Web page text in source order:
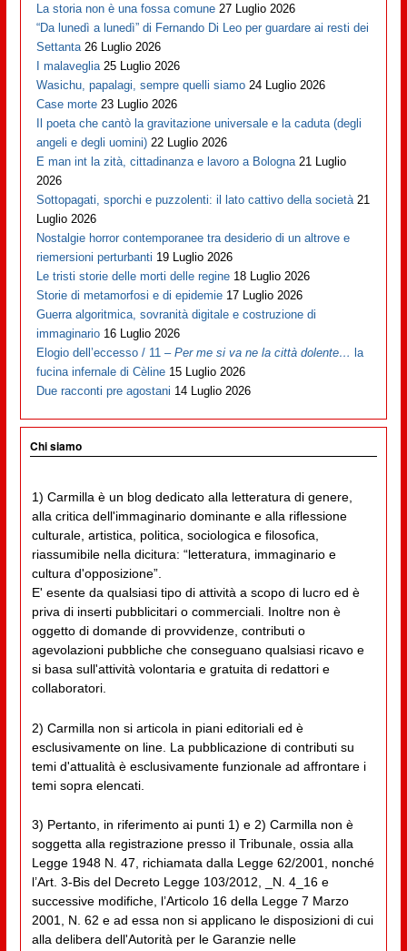
La storia non è una fossa comune 27 Luglio 2026
“Da lunedì a lunedì” di Fernando Di Leo per guardare ai resti dei
Settanta 26 Luglio 2026
I malaveglia 25 Luglio 2026
Wasichu, papalagi, sempre quelli siamo 24 Luglio 2026
Case morte 23 Luglio 2026
Il poeta che cantò la gravitazione universale e la caduta (degli
angeli e degli uomini) 22 Luglio 2026
E man int la zità, cittadinanza e lavoro a Bologna 21 Luglio
2026
Sottopagati, sporchi e puzzolenti: il lato cattivo della società 21
Luglio 2026
Nostalgie horror contemporanee tra desiderio di un altrove e
riemersioni perturbanti 19 Luglio 2026
Le tristi storie delle morti delle regine 18 Luglio 2026
Storie di metamorfosi e di epidemie 17 Luglio 2026
Guerra algoritmica, sovranità digitale e costruzione di
immaginario 16 Luglio 2026
Elogio dell’eccesso / 11 –Per me si va ne la città dolente… la
fucina infernale di Cèline 15 Luglio 2026
Due racconti pre agostani 14 Luglio 2026
Chi siamo
1) Carmilla è un blog dedicato alla letteratura di genere,
alla critica dell'immaginario dominante e alla riflessione
culturale, artistica, politica, sociologica e filosofica,
riassumibile nella dicitura: “letteratura, immaginario e
cultura d'opposizione”.
E' esente da qualsiasi tipo di attività a scopo di lucro ed è
priva di inserti pubblicitari o commerciali. Inoltre non è
oggetto di domande di provvidenze, contributi o
agevolazioni pubbliche che conseguano qualsiasi ricavo e
si basa sull'attività volontaria e gratuita di redattori e
collaboratori.
2) Carmilla non si articola in piani editoriali ed è
esclusivamente on line. La pubblicazione di contributi su
temi d'attualità è esclusivamente funzionale ad affrontare i
temi sopra elencati.
3) Pertanto, in riferimento ai punti 1) e 2) Carmilla non è
soggetta alla registrazione presso il Tribunale, ossia alla
Legge 1948 N. 47, richiamata dalla Legge 62/2001, nonché
l’Art. 3-Bis del Decreto Legge 103/2012, _N. 4_16 e
successive modifiche, l’Articolo 16 della Legge 7 Marzo
2001, N. 62 e ad essa non si applicano le disposizioni di cui
alla delibera dell'Autorità per le Garanzie nelle